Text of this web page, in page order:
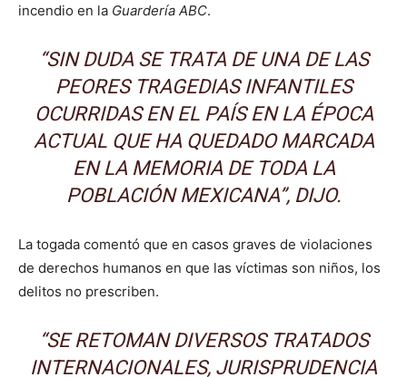
incendio en la Guardería ABC.
“SIN DUDA SE TRATA DE UNA DE LAS
PEORES TRAGEDIAS INFANTILES
OCURRIDAS EN EL PAÍS EN LA ÉPOCA
ACTUAL QUE HA QUEDADO MARCADA
EN LA MEMORIA DE TODA LA
POBLACIÓN MEXICANA”, DIJO.
La togada comentó que en casos graves de violaciones
de derechos humanos en que las víctimas son niños, los
delitos no prescriben.
“SE RETOMAN DIVERSOS TRATADOS
INTERNACIONALES, JURISPRUDENCIA